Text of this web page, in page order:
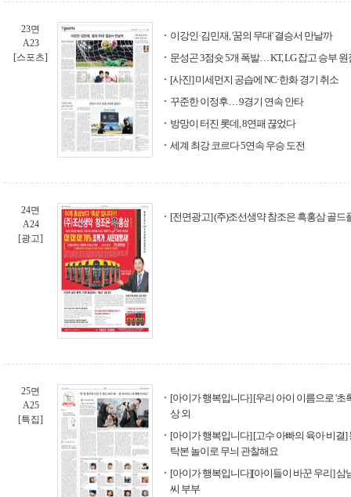
23면
A23
[스포츠]
이강인·김민재, '꿈의 무대' 결승서 만날까
문성곤 3점슛 5개 폭발… KT, LG 잡고 승부 원
[사진] 미세먼지 공습에 NC·한화 경기 취소
꾸준한 이정후… 9경기 연속 안타
방망이 터진 롯데, 8연패 끊었다
세계 최강 코르다 5연속 우승 도전
24면
A24
[광고]
[전면광고] (주)조선생약 참조은 흑홍삼 골드
25면
A25
[특집]
[아이가 행복입니다] [우리 아이 이름으로 '초
상 외
[아이가 행복입니다] [고수 아빠의 육아 비결]
탁본 놀이로 무늬 관찰해요
[아이가 행복입니다][아이들이 바꾼 우리] 삼
씨 부부